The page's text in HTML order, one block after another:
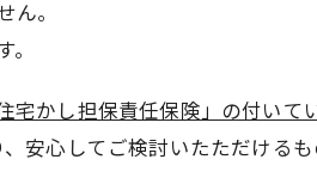
。
宅かし担保責任保険」の付いて
心してご検討いたただけるも